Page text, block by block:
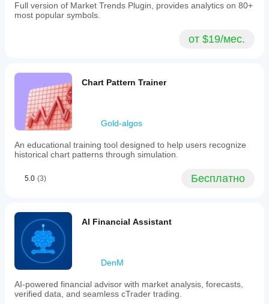
Full version of Market Trends Plugin, provides analytics on 80+
most popular symbols.
от $19/мес.
Chart Pattern Trainer
Gold-algos
An educational training tool designed to help users recognize
historical chart patterns through simulation.
5.0 (3) Бесплатно
AI Financial Assistant
DenM
AI-powered financial advisor with market analysis, forecasts,
verified data, and seamless cTrader trading.